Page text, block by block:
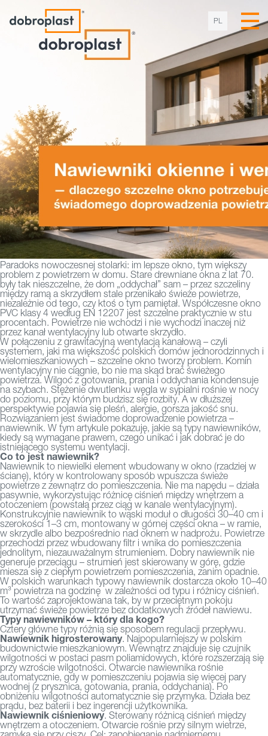
PL
Paradoks nowoczesnej stolarki: im lepsze okno, tym większy
problem z powietrzem w domu. Stare drewniane okna z lat 70.
były tak nieszczelne, że dom „oddychał” sam – przez szczeliny
między ramą a skrzydłem stale przenikało świeże powietrze,
niezależnie od tego, czy ktoś o tym pamiętał. Współczesne okno
PVC klasy 4 według EN 12207 jest szczelne praktycznie w stu
procentach. Powietrze nie wchodzi i nie wychodzi inaczej niż
przez kanał wentylacyjny lub otwarte skrzydło.
W połączeniu z grawitacyjną wentylacją kanałową – czyli
systemem, jaki ma większość polskich domów jednorodzinnych i
wielomieszkaniowych – szczelne okno tworzy problem. Komin
wentylacyjny nie ciągnie, bo nie ma skąd brać świeżego
powietrza. Wilgoć z gotowania, prania i oddychania kondensuje
na szybach. Stężenie dwutlenku węgla w sypialni rośnie w nocy
do poziomu, przy którym budzisz się rozbity. A w dłuższej
perspektywie pojawia się pleśń, alergie, gorsza jakość snu.
Rozwiązaniem jest świadome doprowadzenie powietrza –
nawiewnik. W tym artykule pokazuję, jakie są typy nawiewników,
kiedy są wymagane prawem, czego unikać i jak dobrać je do
istniejącego systemu wentylacji.
Co to jest nawiewnik?
Nawiewnik to niewielki element wbudowany w okno (rzadziej w
ścianę), który w kontrolowany sposób wpuszcza świeże
powietrze z zewnątrz do pomieszczenia. Nie ma napędu – działa
pasywnie, wykorzystując różnicę ciśnień między wnętrzem a
otoczeniem (powstałą przez ciąg w kanale wentylacyjnym).
Konstrukcyjnie nawiewnik to wąski moduł o długości 30–40 cm i
szerokości 1–3 cm, montowany w górnej części okna – w ramie,
w skrzydle albo bezpośrednio nad oknem w nadprożu. Powietrze
przechodzi przez wbudowany filtr i wnika do pomieszczenia
jednolitym, niezauważalnym strumieniem. Dobry nawiewnik nie
generuje przeciągu – strumień jest skierowany w górę, gdzie
miesza się z ciepłym powietrzem pomieszczenia, zanim opadnie.
W polskich warunkach typowy nawiewnik dostarcza około 10–40
m³ powietrza na godzinę w zależności od typu i różnicy ciśnień.
To wartość zaprojektowana tak, by w przeciętnym pokoju
utrzymać świeże powietrze bez dodatkowych źródeł nawiewu.
Typy nawiewników – który dla kogo?
Cztery główne typy różnią się sposobem regulacji przepływu.
Nawiewnik higrosterowany. Najpopularniejszy w polskim
budownictwie mieszkaniowym. Wewnątrz znajduje się czujnik
wilgotności w postaci pasm poliamidowych, które rozszerzają się
przy wzroście wilgotności. Otwarcie nawiewnika rośnie
automatycznie, gdy w pomieszczeniu pojawia się więcej pary
wodnej (z prysznica, gotowania, prania, oddychania). Po
obniżeniu wilgotności automatycznie się przymyka. Działa bez
prądu, bez baterii i bez ingerencji użytkownika.
Nawiewnik ciśnieniowy. Sterowany różnicą ciśnień między
wnętrzem a otoczeniem. Otwarcie rośnie przy silnym wietrze,